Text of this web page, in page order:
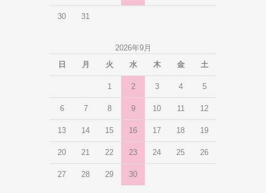
30 31
2026年9月
日
月 火 水 木 金 土
1 2 3 4 5
6 7 8 9 10 11 12
13 14 15 16 17 18 19
20 21 22 23 24 25 26
27 28 29 30